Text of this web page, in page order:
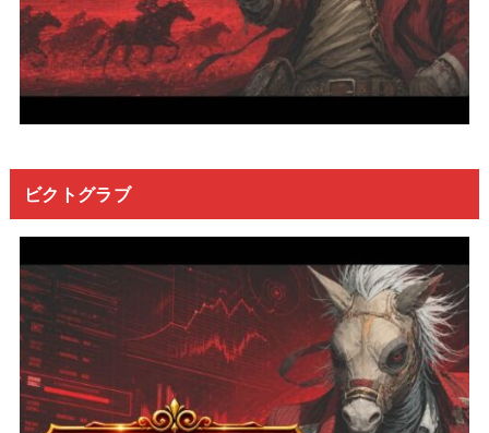
ビクトグラブ